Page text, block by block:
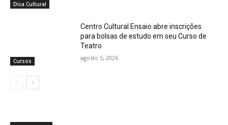
Dica Cultural
Cursos
Centro Cultural Ensaio abre inscrições
para bolsas de estudo em seu Curso de
Teatro
agosto 5, 2026